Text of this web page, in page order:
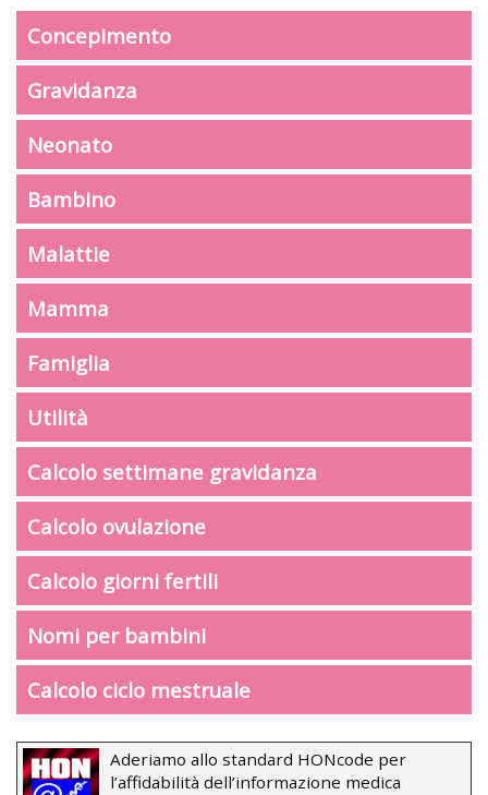
Concepimento
Gravidanza
Neonato
Bambino
Malattie
Mamma
Famiglia
Utilità
Calcolo settimane gravidanza
Calcolo ovulazione
Calcolo giorni fertili
Nomi per bambini
Calcolo ciclo mestruale
Aderiamo allo standard HONcode per
l’affidabilità dell’informazione medica